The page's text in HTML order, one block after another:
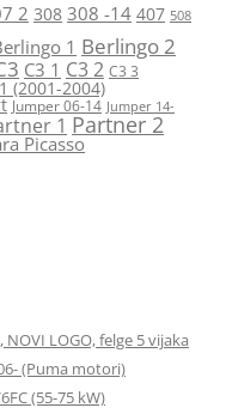
2 308 308 -14 407 508
1 Berlingo 2
C3 1 C3 2 C3 3
(2001-2004)
Jumper 06-14 Jumper 14-
1 Partner 2
Picasso
LOGO, felge 5 vijaka
(Puma motori)
(55-75 kW)